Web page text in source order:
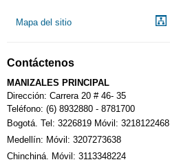
Calendario Tributario
Sudoku
Mapa del sitio
Contáctenos
MANIZALES PRINCIPAL
Dirección: Carrera 20 # 46- 35
Teléfono: (6) 8932880 - 8781700
Bogotá. Tel: 3226819 Móvil: 3218122468
Medellín: Móvil: 3207273638
Chinchiná. Móvil: 3113348224